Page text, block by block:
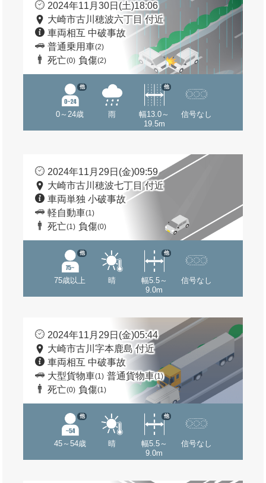
2024年11月30日(土)18:06
大崎市古川穂波六丁目 付近
車両相互 中破事故
普通乗用車(2)
死亡(0) 負傷(2)
0～24歳
他
雨
幅13.0～
19.5m
他
信号なし
2024年11月29日(金)09:59
大崎市古川穂波七丁目 付近
車両単独 小破事故
軽自動車(1)
死亡(1) 負傷(0)
75歳以上
他
晴
幅5.5～
9.0m
他
信号なし
2024年11月29日(金)05:44
大崎市古川字本鹿島 付近
車両相互 中破事故
大型貨物車(1) 普通貨物車(1)
死亡(0) 負傷(1)
45～54歳
他
晴
幅5.5～
9.0m
他
信号なし